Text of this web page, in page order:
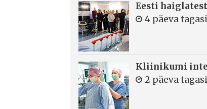
Eesti
4 päeva tagasi
Kliinikumi
2 päeva tagasi